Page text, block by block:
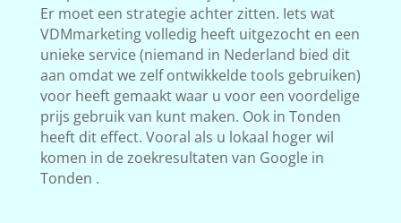
Er moet een strategie achter zitten. Iets wat
VDMmarketing volledig heeft uitgezocht en een
unieke service (niemand in Nederland bied dit
aan omdat we zelf ontwikkelde tools gebruiken)
voor heeft gemaakt waar u voor een voordelige
prijs gebruik van kunt maken. Ook in Tonden
heeft dit effect. Vooral als u lokaal hoger wil
komen in de zoekresultaten van Google in
Tonden .